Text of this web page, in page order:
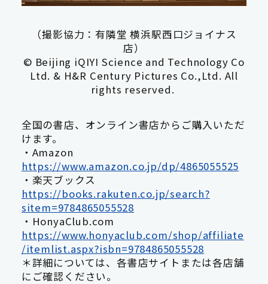
（撮影協力：有隣堂 横浜駅西口ジョイナス
店）
© Beijing iQIYI Science and Technology Co
Ltd. & H&R Century Pictures Co.,Ltd. All
rights reserved.
全国の書店、オンライン書店からご購入いただ
けます。
・Amazon
https://www.amazon.co.jp/dp/4865055525
・楽天ブックス
https://books.rakuten.co.jp/search?
sitem=9784865055528
・HonyaClub.com
https://www.honyaclub.com/shop/affiliate
/itemlist.aspx?isbn=9784865055528
＊詳細については、各書店サイトまたは各店舗
にご確認ください。